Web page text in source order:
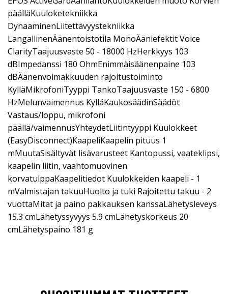
päälläKuuloketekniikka
DynaaminenLiitettävyystekniikka
LangallinenÄänentoistotila MonoÄäniefektit Voice
ClarityTaajuusvaste 50 - 18000 HzHerkkyys 103
dBImpedanssi 180 OhmEnimmäisäänenpaine 103
dBÄänenvoimakkuuden rajoitustoiminto
KylläMikrofoniTyyppi TankoTaajuusvaste 150 - 6800
HzMelunvaimennus KylläKaukosäädinSäädöt
Vastaus/loppu, mikrofoni
päällä/vaimennusYhteydetLiitintyyppi Kuulokkeet
(EasyDisconnect)KaapeliKaapelin pituus 1
mMuutaSisältyvät lisävarusteet Kantopussi, vaateklipsi,
kaapelin liitin, vaahtomuovinen
korvatulppaKaapelitiedot Kuulokkeiden kaapeli - 1
mValmistajan takuuHuolto ja tuki Rajoitettu takuu - 2
vuottaMitat ja paino pakkauksen kanssaLähetysleveys
15.3 cmLähetyssyvyys 5.9 cmLähetyskorkeus 20
cmLähetyspaino 181 g